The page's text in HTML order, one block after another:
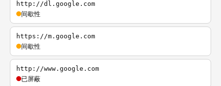
http://dl.google.com
间歇性
https://m.google.com
间歇性
http://www.google.com
已屏蔽